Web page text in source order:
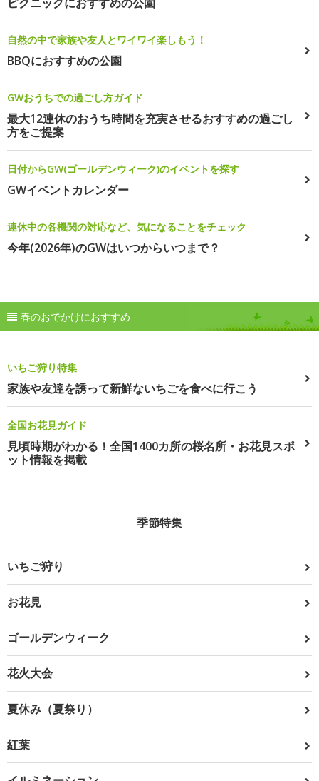
自然の中で家族や友人とワイワイ楽しもう！
BBQにおすすめの公園
GWおうちでの過ごし方ガイド
最大12連休のおうち時間を充実させるおすすめの過ごし
方をご提案
日付からGW(ゴールデンウィーク)のイベントを探す
GWイベントカレンダー
連休中の各機関の対応など、気になることをチェック
今年(2026年)のGWはいつからいつまで？
春のおでかけにおすすめ
いちご狩り特集
家族や友達を誘って新鮮ないちごを食べに行こう
全国お花見ガイド
見頃時期がわかる！全国1400カ所の桜名所・お花見スポ
ット情報を掲載
季節特集
いちご狩り
お花見
ゴールデンウィーク
花火大会
夏休み（夏祭り）
紅葉